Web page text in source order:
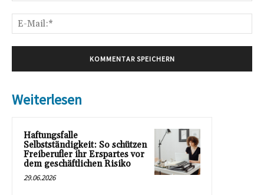
Weiterlesen
Haftungsfalle
Selbstständigkeit: So schützen
Freiberufler ihr Erspartes vor
dem geschäftlichen Risiko
29.06.2026